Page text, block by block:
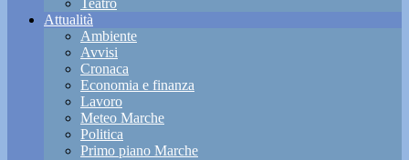
Teatro
Attualità
Ambiente
Avvisi
Cronaca
Economia e finanza
Lavoro
Meteo Marche
Politica
Primo piano Marche